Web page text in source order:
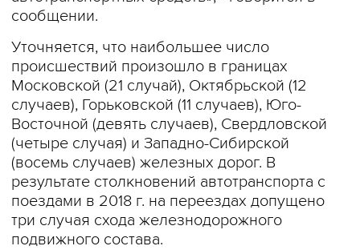
сообщении.
Уточняется, что наибольшее число
происшествий произошло в границах
Московской (21 случай), Октябрьской (12
случаев), Горьковской (11 случаев), Юго-
Восточной (девять случаев), Свердловской
(четыре случая) и Западно-Сибирской
(восемь случаев) железных дорог. В
результате столкновений автотранспорта с
поездами в 2018 г. на переездах допущено
три случая схода железнодорожного
подвижного состава.